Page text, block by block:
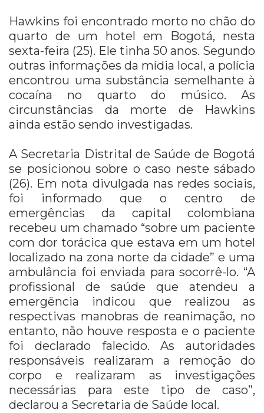
Hawkins foi encontrado morto no chão do
quarto de um hotel em Bogotá, nesta
sexta-feira (25). Ele tinha 50 anos. Segundo
outras informações da mídia local, a polícia
encontrou uma substância semelhante à
cocaína no quarto do músico. As
circunstâncias da morte de Hawkins
ainda estão sendo investigadas.
A Secretaria Distrital de Saúde de Bogotá
se posicionou sobre o caso neste sábado
(26). Em nota divulgada nas redes sociais,
foi informado que o centro de
emergências da capital colombiana
recebeu um chamado “sobre um paciente
com dor torácica que estava em um hotel
localizado na zona norte da cidade” e uma
ambulância foi enviada para socorrê-lo. “A
profissional de saúde que atendeu a
emergência indicou que realizou as
respectivas manobras de reanimação, no
entanto, não houve resposta e o paciente
foi declarado falecido. As autoridades
responsáveis ​​realizaram a remoção do
corpo e realizaram as investigações
necessárias para este tipo de caso”,
declarou a Secretaria de Saúde local.